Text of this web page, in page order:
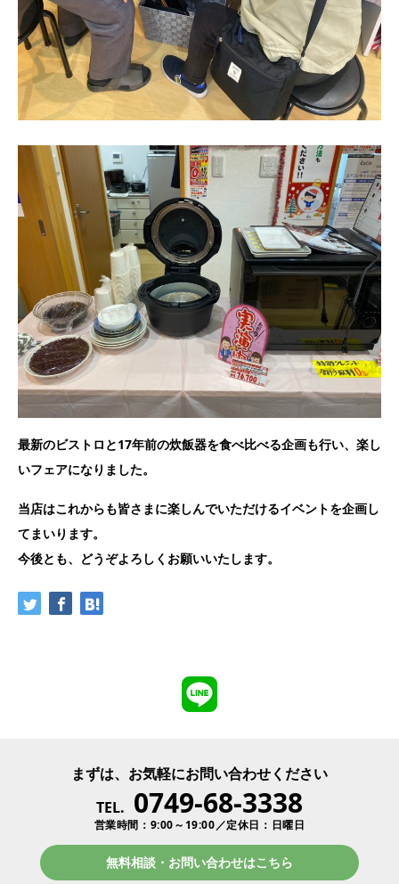
最新のビストロと17年前の炊飯器を食べ比べる企画も行い、楽し
いフェアになりました。
当店はこれからも皆さまに楽しんでいただけるイベントを企画し
てまいります。
今後とも、どうぞよろしくお願いいたします。
まずは、お気軽にお問い合わせください
TEL. 0749-68-3338
営業時間：9:00～19:00／定休日：日曜日
無料相談・お問い合わせはこちら